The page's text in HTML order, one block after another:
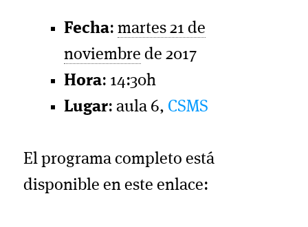
Fecha:martes 21 de
noviembre de 2017
Hora: 14:30h
Lugar: aula 6, CSMS
El programa completo está
disponible en este enlace: